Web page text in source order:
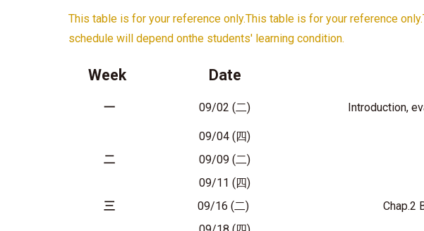
This table is for your reference only.This table is for your reference
schedule will depend onthe students' learning condition.
Week Date
一 09/02 (二) Introduction,
09/04 (四)
二
09/09 (二)
09/11 (四)
三
09/16 (二)
Chap.2